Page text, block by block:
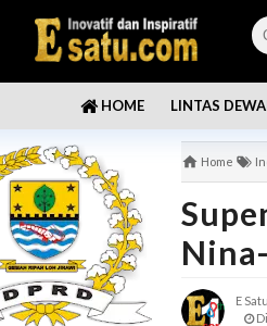
HOME LINTAS
Home
E
Di